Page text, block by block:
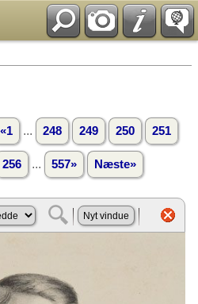
«1 ... 248 249 250 251
256 ... 557» Næste»